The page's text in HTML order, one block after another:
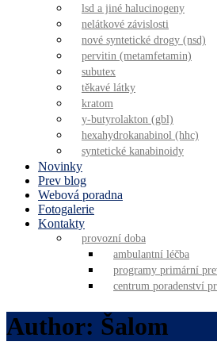
lsd a jiné halucinogeny
nelátkové závislosti
nové syntetické drogy (nsd)
pervitin (metamfetamin)
subutex
těkavé látky
kratom
y-butyrolakton (gbl)
hexahydrokanabinol (hhc)
syntetické kanabinoidy
Novinky
Prev blog
Webová poradna
Fotogalerie
Kontakty
provozní doba
ambulantní léčba
programy primární
centrum poradenství
Author: Šalom